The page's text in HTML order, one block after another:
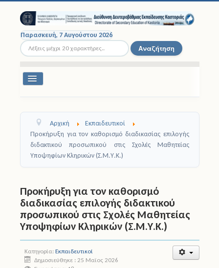
Παρασκευή, 7 Αυγούστου 2026
Αναζήτηση... Αναζήτηση
Εναλλαγή
Σχολικές Μονάδες
Εκπαιδευτικοί
Σχολικές Εκδρομές
Νομοθεσία
Έντυπα
Αρχική
Εκπαιδευτικοί
Προκήρυξη για τον καθορισμό διαδικασίας επιλογής
διδακτικού προσωπικού στις Σχολές Μαθητείας
Υποψηφίων Κληρικών (Σ.Μ.Υ.Κ.)
Προκήρυξη για τον καθορισμό
διαδικασίας επιλογής διδακτικού
προσωπικού στις Σχολές Μαθητείας
Υποψηφίων Κληρικών (Σ.Μ.Υ.Κ.)
Κατηγορία: Εκπαιδευτικοί
Δημοσιεύθηκε : 25 Μαϊος 2026